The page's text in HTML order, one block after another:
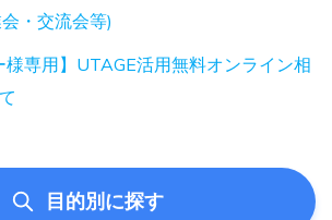
・交流会等)
様専用】UTAGE活用無料オンライン相
目的別に探す